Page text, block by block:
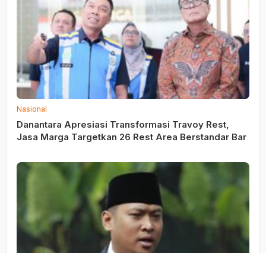
Nasional
Danantara Apresiasi Transformasi Travoy Rest,
Jasa Marga Targetkan 26 Rest Area Berstandar Bar